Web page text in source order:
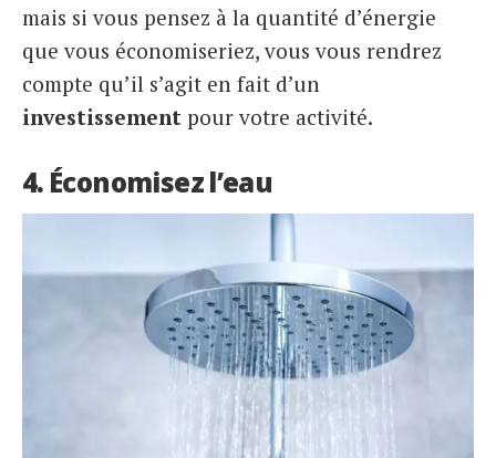
mais si vous pensez à la quantité d’énergie
que vous économiseriez, vous vous rendrez
compte qu’il s’agit en fait d’un
investissement pour votre activité.
4. Économisez l’eau